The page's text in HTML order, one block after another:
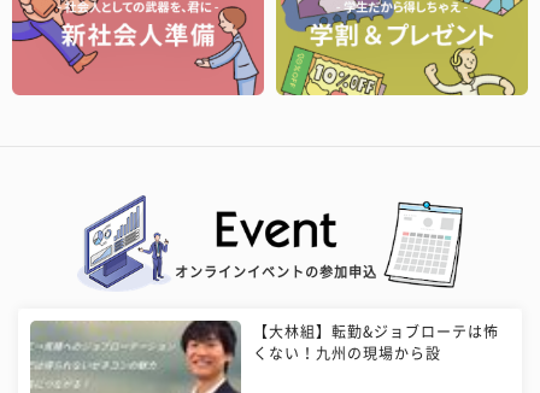
オンラインイベントの参加申込
【大林組】転勤&ジョブローテは怖
くない！九州の現場から設